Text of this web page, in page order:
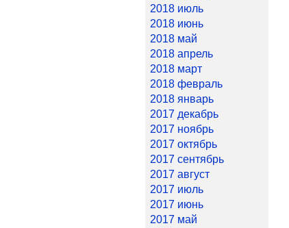
2018 июль
2018 июнь
2018 май
2018 апрель
2018 март
2018 февраль
2018 январь
2017 декабрь
2017 ноябрь
2017 октябрь
2017 сентябрь
2017 август
2017 июль
2017 июнь
2017 май